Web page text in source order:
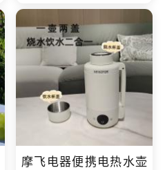
摩飞电器便携电热水壶